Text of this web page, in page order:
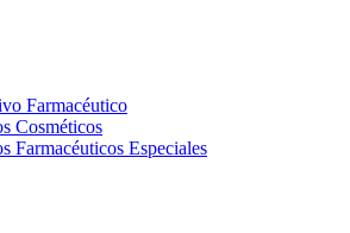
Farmacéutico
Cosméticos
Farmacéuticos Especiales